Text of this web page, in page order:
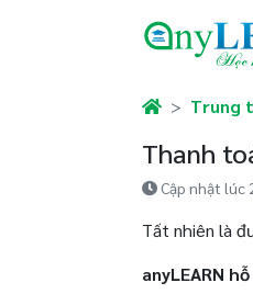
Trung
Thanh
Cập nhật
Tất nhiên là
anyLEARN